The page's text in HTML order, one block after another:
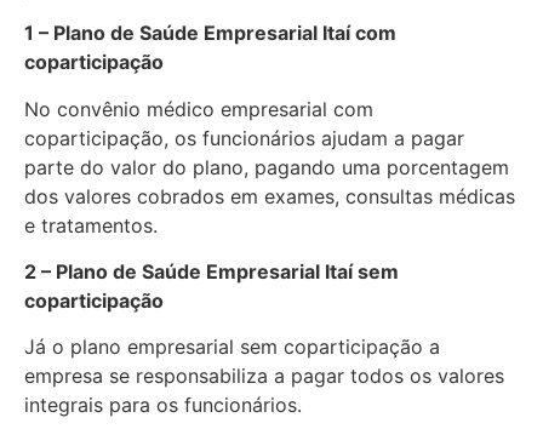
1 – Plano de Saúde Empresarial Itaí com
coparticipação
No convênio médico empresarial com
coparticipação, os funcionários ajudam a pagar
parte do valor do plano, pagando uma porcentagem
dos valores cobrados em exames, consultas médicas
e tratamentos.
2 – Plano de Saúde Empresarial Itaí sem
coparticipação
Já o plano empresarial sem coparticipação a
empresa se responsabiliza a pagar todos os valores
integrais para os funcionários.